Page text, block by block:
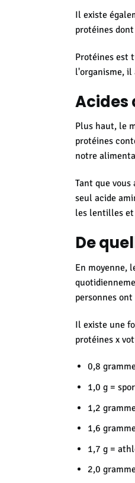
Il existe
protéines
Protéines est
l'organisme,
Acides
Plus haut, le
protéines
notre
Tant que
seul acide
les lentilles et
De
En moyenne,
personnes
Il existe une
protéines x
0,8
1,0 g =
1,2
1,6
1,7 g =
2,0